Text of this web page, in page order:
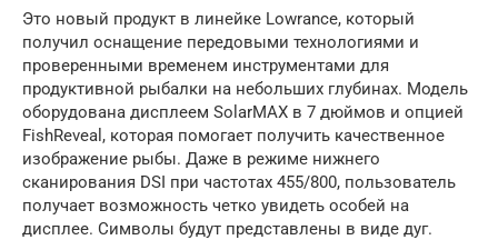
Это новый продукт в линейке Lowrance, который
получил оснащение передовыми технологиями и
проверенными временем инструментами для
продуктивной рыбалки на небольших глубинах. Модель
оборудована дисплеем SolarMAX в 7 дюймов и опцией
FishReveal, которая помогает получить качественное
изображение рыбы. Даже в режиме нижнего
сканирования DSI при частотах 455/800, пользователь
получает возможность четко увидеть особей на
дисплее. Символы будут представлены в виде дуг.